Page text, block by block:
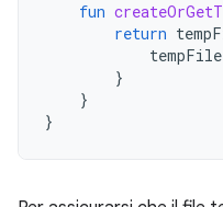
fun
return
tempFile
}
}
}